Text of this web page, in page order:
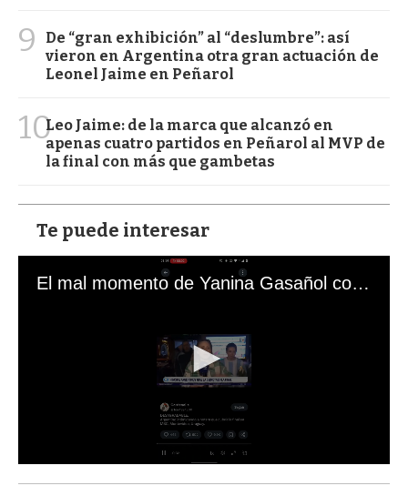
9
De “gran exhibición” al “deslumbre”: así
vieron en Argentina otra gran actuación de
Leonel Jaime en Peñarol
10Leo Jaime: de la marca que alcanzó en
apenas cuatro partidos en Peñarol al MVP de
la final con más que gambetas
Te puede interesar
El mal momento de Yanina Gasañol con un hincha argentino en "Subrayado"
s